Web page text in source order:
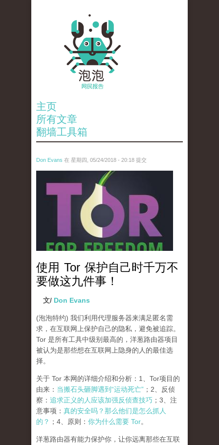
主页
所有文章
翻墙工具箱
Don Evans 在 星期四, 05/24/2018 - 20:18 提交
wechatimg1098.jpeg
使用 Tor 保护自己时千万不
要做这九件事！
文/ Don Evans
(泡泡特约) 我们利用代理服务器来满足匿名需
求，在互联网上保护自己的隐私，避免被追踪。
Tor 是所有工具中级别最高的，洋葱路由器项目
被认为是那些想在互联网上隐身的人的最佳选
择。
关于 Tor 本网的详细介绍和分析：1、Tor项目的
由来： 当搬石头砸脚遇到“运动死亡” ；2、反侦
察： 追求正义的人应该加强反侦查技巧 ；3、注
意事项： 真的安全吗？那么他们是怎么抓人
的？ ；4、原则： 你为什么需要 Tor。
洋葱路由器有能力保护你，让你远离那些在互联